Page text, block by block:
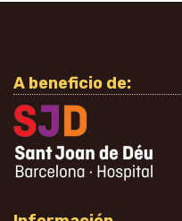
A beneficio de: